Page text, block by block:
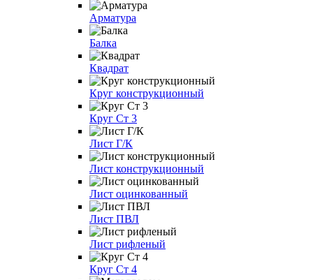
Арматура
Балка
Квадрат
Круг конструкционный
Круг Ст 3
Лист Г/К
Лист конструкционный
Лист оцинкованный
Лист ПВЛ
Лист рифленый
Круг Ст 4